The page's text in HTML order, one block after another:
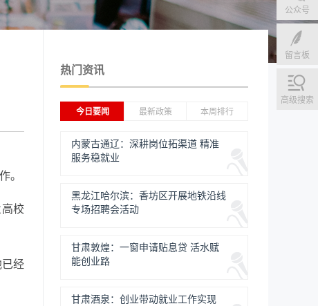
公众号
留言板
高级搜索
。
校
经
热门资讯
今日要闻 最新政策 本周排行
内蒙古通辽：深耕岗位拓渠道 精准
服务稳就业
黑龙江哈尔滨：香坊区开展地铁沿线
专场招聘会活动
甘肃敦煌：一窗申请贴息贷 活水赋
能创业路
甘肃酒泉：创业带动就业工作实现